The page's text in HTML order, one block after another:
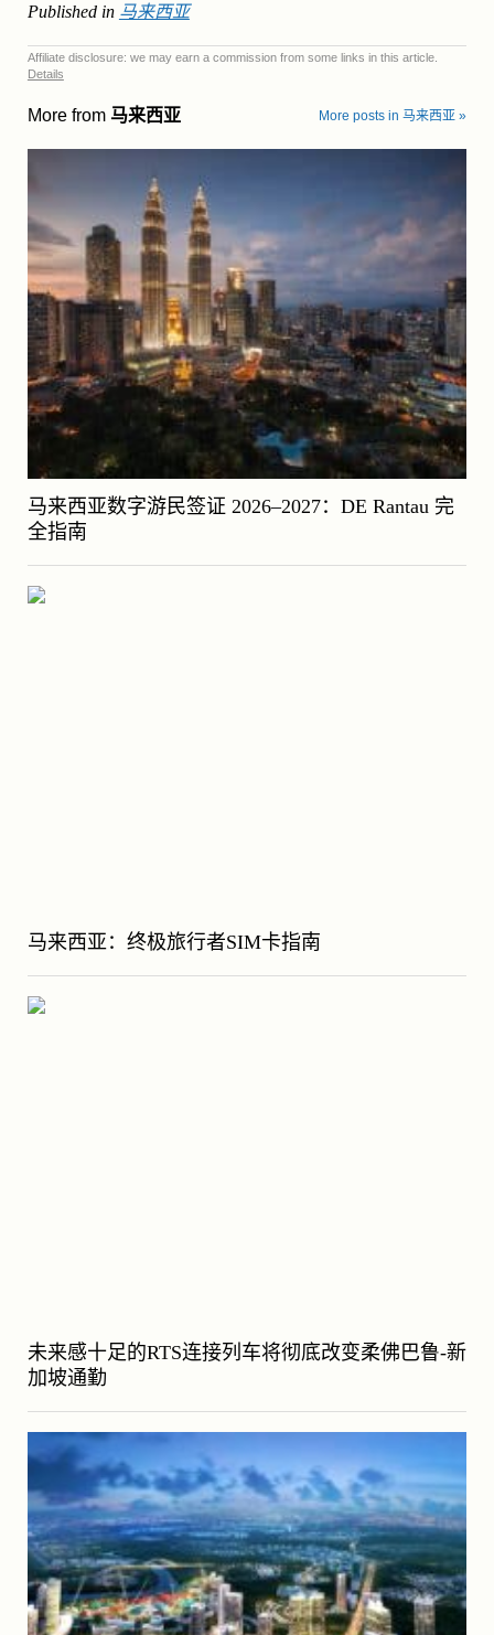
Published in 马来西亚
Affiliate disclosure: we may earn a commission from some links in this article.
Details
More from 马来西亚 More posts in 马来西亚 »
马来西亚数字游民签证 2026–2027：DE Rantau 完
全指南
马来西亚：终极旅行者SIM卡指南
未来感十足的RTS连接列车将彻底改变柔佛巴鲁-新
加坡通勤